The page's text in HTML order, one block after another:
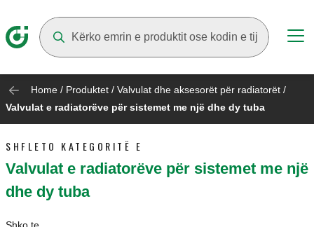
Home / Produktet / Valvulat dhe aksesorët për radiatorët /
Valvulat e radiatorëve për sistemet me një dhe dy tuba
SHFLETO KATEGORITË E
Valvulat e radiatorëve për sistemet me një
dhe dy tuba